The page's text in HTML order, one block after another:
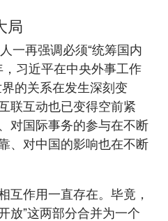
局
一再强调必须“统筹国内
，习近平在中央外事工作
的关系在发生深刻变
联互动也已变得空前紧
对国际事务的参与在不断
、对中国的影响也在不断
互作用一直存在。毕竟，
放”这两部分合并为一个